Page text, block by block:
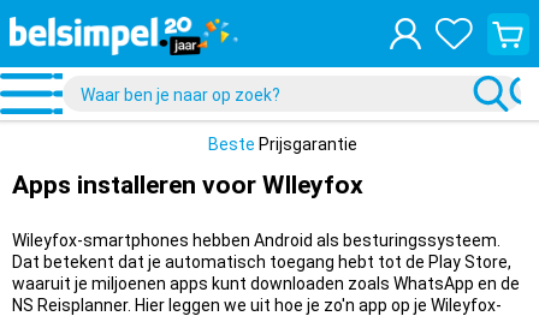
Bekijk
je
Beste Prijsgarantie
Apps installeren voor WIleyfox
Wileyfox-smartphones hebben Android als besturingssysteem.
Dat betekent dat je automatisch toegang hebt tot de Play Store,
waaruit je miljoenen apps kunt downloaden zoals WhatsApp en de
NS Reisplanner. Hier leggen we uit hoe je zo'n app op je Wileyfox-